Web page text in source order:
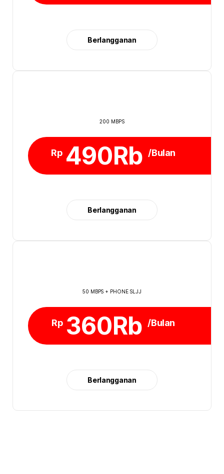
Berlangganan
200 MBPS
Rp 490Rb /Bulan
Berlangganan
50 MBPS + PHONE SLJJ
Rp 360Rb /Bulan
Berlangganan